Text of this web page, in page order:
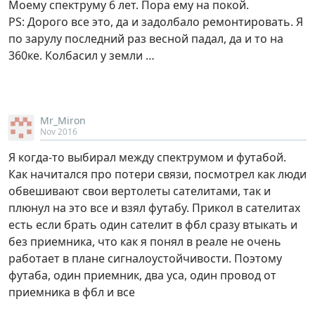
Моему спектруму 6 лет. Пора ему на покой.
PS: Дорого все это, да и задолбало ремонтировать. Я
по зарулу последний раз весной падал, да и то на
360ке. Колбасил у земли …
Mr_Miron
Nov 2016
Я когда-то выбирал между спектрумом и футабой.
Как начитался про потери связи, посмотрел как люди
обвешивают свои вертолеты сателитами, так и
плюнул на это все и взял футабу. Прикол в сателитах
есть если брать один сателит в фбл сразу втыкать и
без приемника, что как я понял в реале не очень
работает в плане сигналоустойчивости. Поэтому
футаба, один приемник, два уса, один провод от
приемника в фбл и все